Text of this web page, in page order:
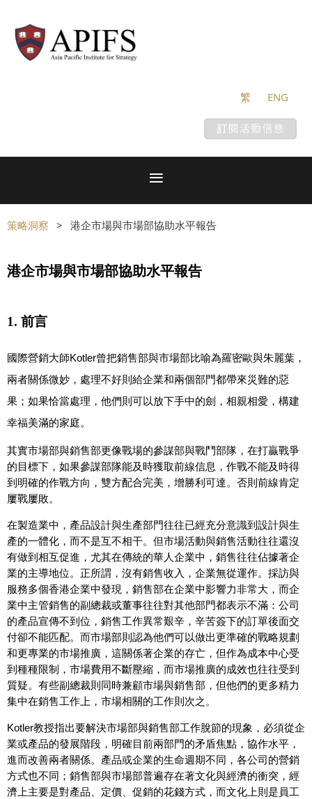
繁 ENG
策略洞察 港企市場與市場部協助水平報告
港企市場與市場部協助水平報告
1. 前言
國際營銷大師Kotler曾把銷售部與市場部比喻為羅密歐與朱麗葉，
兩者關係微妙，處理不好則給企業和兩個部門都帶來災難的惡
果；如果恰當處理，他們則可以放下手中的劍，相親相愛，構建
幸福美滿的家庭。
其實市場部與銷售部更像戰場的參謀部與戰鬥部隊，在打贏戰爭
的目標下，如果參謀部隊能及時獲取前線信息，作戰不能及時得
到明確的作戰方向，雙方配合完美，增勝利可達。否則前線肯定
屢戰屢敗。
在製造業中，產品設計與生產部門往往已經充分意識到設計與生
產的一體化，而不是互不相干。但市場活動與銷售活動往往還沒
有做到相互促進，尤其在傳統的華人企業中，銷售往往佔據著企
業的主導地位。正所謂，沒有銷售收入，企業無從運作。採訪與
服務多個香港企業中發現，銷售部在企業中影響力非常大，而企
業中主管銷售的副總裁或董事往往對其他部門都表示不滿：公司
的產品宣傳不到位，銷售工作異常艱辛，辛苦簽下的訂單後面交
付卻不能匹配。而市場部則認為他們可以做出更準確的戰略規劃
和更專業的市場推廣，這關係著企業的存亡，但作為成本中心受
到種種限制，市場費用不斷壓縮，而市場推廣的成效也往往受到
質疑。有些副總裁則同時兼顧市場與銷售部，但他們的更多精力
集中在銷售工作上，市場相關的工作則次之。
Kotler教授指出要解決市場部與銷售部工作脫節的現象，必須從企
業或產品的發展階段，明確目前兩部門的矛盾焦點，協作水平，
進而改善兩者關係。產品或企業的生命週期不同，各公司的營銷
方式也不同；銷售部與市場部普遍存在著文化與經濟的衝突，經
濟上主要是對產品、定價、促銷的花錢方式，而文化上則是員工